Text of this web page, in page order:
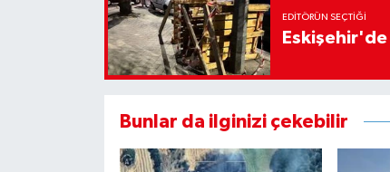
EDITÖRÜN SEÇTIĞI
Eskişehir'de
Bunlar da ilginizi çekebilir